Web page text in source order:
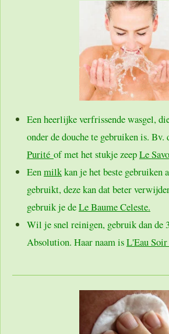
Een heerlijke verfrissende wasgel,
onder de douche te gebruiken is. Bv.
Purité of met het stukje zeepLe
Een milkkan je het beste gebruiken
gebruikt, deze kan dat beter
gebruik je deLe Baume Celeste.
Wil je snel reinigen, gebruik dan de
Absolution. Haar naam isL'Eau